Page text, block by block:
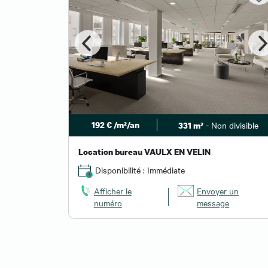
192 € /m²/an 331 m²- Non divisible
Location bureau VAULX EN VELIN
Disponibilité : Immédiate
Afficher le
numéro
Envoyer un
message